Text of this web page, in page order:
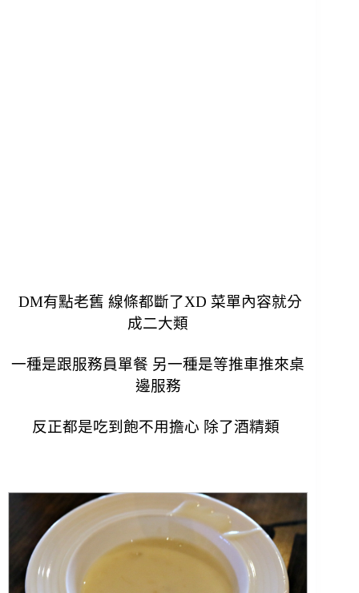
DM有點老舊 線條都斷了XD 菜單內容就分
成二大類
一種是跟服務員單餐 另一種是等推車推來桌
邊服務
反正都是吃到飽不用擔心 除了酒精類